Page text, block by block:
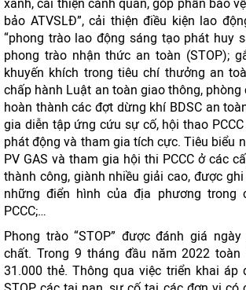
xanh, cải thiện cảnh quan, góp phần bảo
bảo ATVSLĐ”, cải thiện điều kiện lao
“phong trào lao động sáng tạo phát huy
phong trào nhận thức an toàn (STOP);
khuyến khích trong tiêu chí thưởng an
chấp hành Luật an toàn giao thông, phòng
hoàn thành các đợt dừng khí BDSC an
gia diễn tập ứng cứu sự cố, hội thao
phát động và tham gia tích cực. Tiêu biểu
PV GAS và tham gia hội thi PCCC ở các
thành công, giành nhiều giải cao, được
những điển hình của địa phương trong
PCCC;…
Phong trào “STOP” được đánh giá
chất. Trong 9 tháng đầu năm 2022 toàn
31.000 thẻ. Thông qua việc triển khai áp